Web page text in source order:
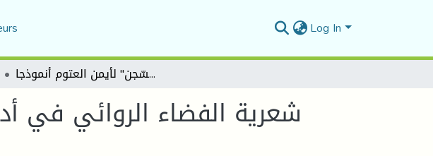
Log In
شعرية الفضاء الروائي في أدب السّجون رواية "يا صاحبيْ السّجن" لأيمن العتوم أنموذجا
شعرية الفضاء الروائي في